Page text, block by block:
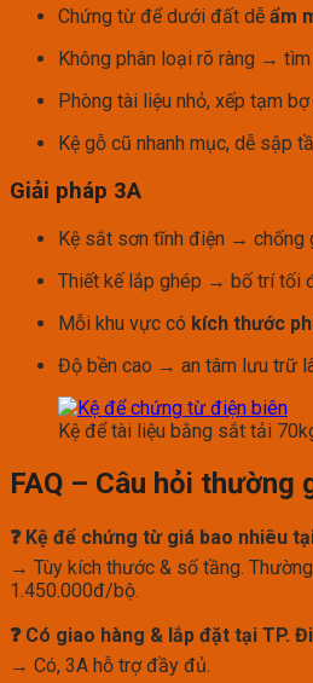
Chứng từ để dưới đất dễ ẩm
Không phân loại rõ ràng →
Phòng tài liệu nhỏ, xếp tạm
Kệ gỗ cũ nhanh mục, dễ sập
Giải pháp 3A
Kệ sắt sơn tĩnh điện → chống
Thiết kế lắp ghép → bố trí tối
Mỗi khu vực có kích thước
Độ bền cao → an tâm lưu trữ
Kệ để tài liệu bằng sắt tải
FAQ – Câu hỏi thường
❓ Kệ để chứng từ giá bao nhiêu
→ Tùy kích thước & số tầng.
1.450.000đ/bộ.
❓ Có giao hàng & lắp đặt tại TP.
→ Có, 3A hỗ trợ đầy đủ.